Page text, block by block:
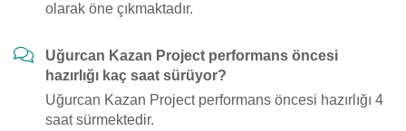
olarak öne çıkmaktadır.
Uğurcan Kazan Project performans öncesi
hazırlığı kaç saat sürüyor?
Uğurcan Kazan Project performans öncesi hazırlığı 4
saat sürmektedir.